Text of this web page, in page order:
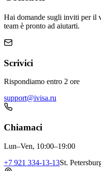
Hai domande sugli inviti per il
team è pronto ad aiutarti.
Scrivici
Rispondiamo entro 2 ore
support@ivisa.ru
Chiamaci
Lun–Ven, 10:00–19:00
+7 921 334-13-13St.